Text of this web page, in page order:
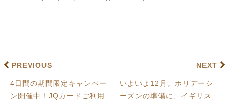
PREVIOUS
4日間の期間限定キャンペー
ン開催中！JQカードご利用
NEXT
いよいよ12月。ホリデーシ
ーズンの準備に、イギリス